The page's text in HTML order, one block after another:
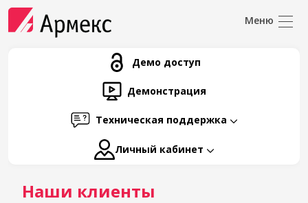
Демо доступ
Демонстрация
Техническая поддержка
Личный кабинет
Наши клиенты